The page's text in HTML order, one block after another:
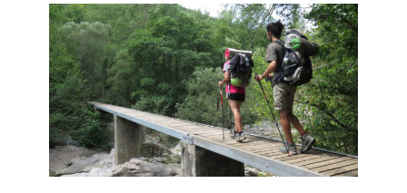
LA
GR11
CON
TIENDA
DE
CAMPAÑA?